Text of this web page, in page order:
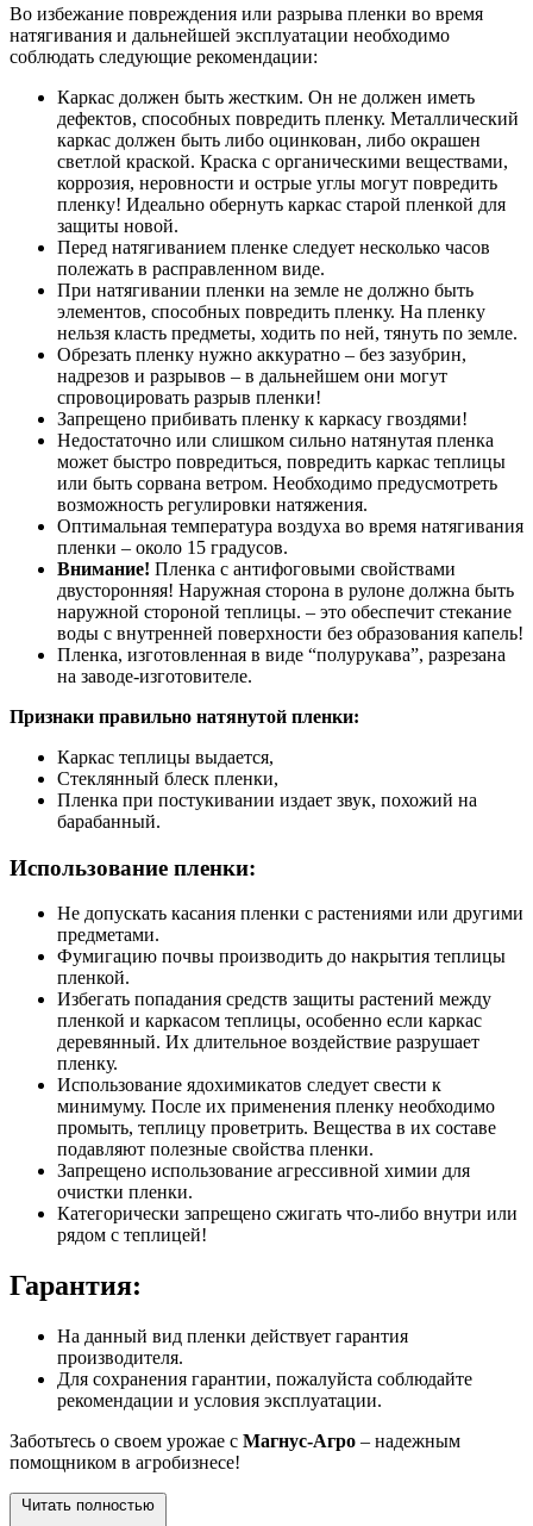
Во избежание повреждения или разрыва пленки во время
натягивания и дальнейшей эксплуатации необходимо
соблюдать следующие рекомендации:
Каркас должен быть жестким. Он не должен иметь
дефектов, способных повредить пленку. Металлический
каркас должен быть либо оцинкован, либо окрашен
светлой краской. Краска с органическими веществами,
коррозия, неровности и острые углы могут повредить
пленку! Идеально обернуть каркас старой пленкой для
защиты новой.
Перед натягиванием пленке следует несколько часов
полежать в расправленном виде.
При натягивании пленки на земле не должно быть
элементов, способных повредить пленку. На пленку
нельзя класть предметы, ходить по ней, тянуть по земле.
Обрезать пленку нужно аккуратно – без зазубрин,
надрезов и разрывов – в дальнейшем они могут
спровоцировать разрыв пленки!
Запрещено прибивать пленку к каркасу гвоздями!
Недостаточно или слишком сильно натянутая пленка
может быстро повредиться, повредить каркас теплицы
или быть сорвана ветром. Необходимо предусмотреть
возможность регулировки натяжения.
Оптимальная температура воздуха во время натягивания
пленки – около 15 градусов.
Внимание! Пленка с антифоговыми свойствами
двусторонняя! Наружная сторона в рулоне должна быть
наружной стороной теплицы. – это обеспечит стекание
воды с внутренней поверхности без образования капель!
Пленка, изготовленная в виде “полурукава”, разрезана
на заводе-изготовителе.
Признаки правильно натянутой пленки:
Каркас теплицы выдается,
Стеклянный блеск пленки,
Пленка при постукивании издает звук, похожий на
барабанный.
Использование пленки:
Не допускать касания пленки с растениями или другими
предметами.
Фумигацию почвы производить до накрытия теплицы
пленкой.
Избегать попадания средств защиты растений между
пленкой и каркасом теплицы, особенно если каркас
деревянный. Их длительное воздействие разрушает
пленку.
Использование ядохимикатов следует свести к
минимуму. После их применения пленку необходимо
промыть, теплицу проветрить. Вещества в их составе
подавляют полезные свойства пленки.
Запрещено использование агрессивной химии для
очистки пленки.
Категорически запрещено сжигать что-либо внутри или
рядом с теплицей!
Гарантия:
На данный вид пленки действует гарантия
производителя.
Для сохранения гарантии, пожалуйста соблюдайте
рекомендации и условия эксплуатации.
Заботьтесь о своем урожае с Магнус-Агро – надежным
помощником в агробизнесе!
Читать полностью